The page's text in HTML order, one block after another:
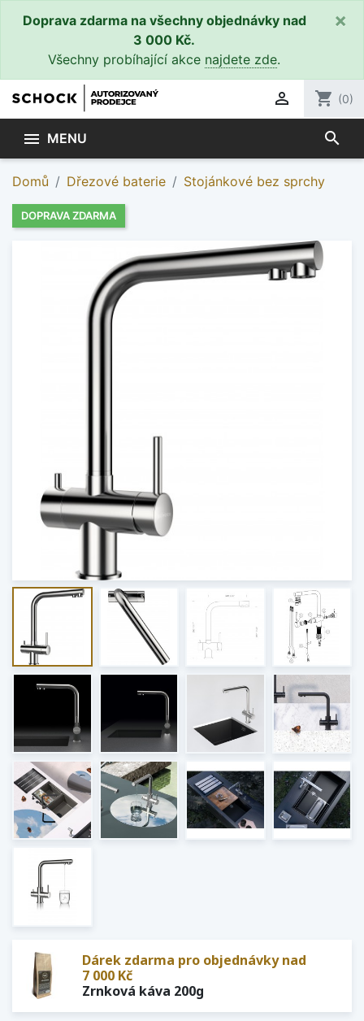
Doprava zdarma na všechny objednávky nad
3 000 Kč.
Všechny probíhající akce najdete zde.
×
 shopping_cart (0)
 MENU search
Domů Dřezové baterie Stojánkové bez sprchy
DOPRAVA ZDARMA
Dárek zdarma pro objednávky nad
7 000 Kč
Zrnková káva 200g